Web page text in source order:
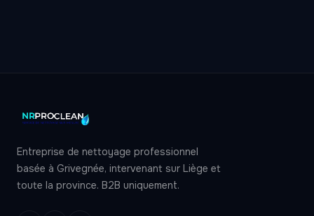
Entreprise de nettoyage professionnel
basée à Grivegnée, intervenant sur Liège et
toute la province. B2B uniquement.